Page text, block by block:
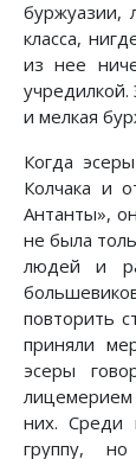
буржуазии,
класса,
из нее
и мелкая
Когда
Колчака и
Антанты»,
не была
людей и
повторить
приняли
эсеры
них. Среди
группу,